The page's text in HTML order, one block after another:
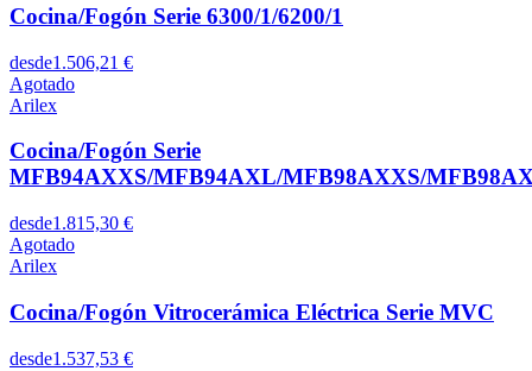
Cocina/Fogón Serie 6300/1/6200/1
desde1.506,21 €
Agotado
Arilex
Cocina/Fogón Serie
MFB94AXXS/MFB94AXL/MFB98AXXS/
desde1.815,30 €
Agotado
Arilex
Cocina/Fogón Vitrocerámica Eléctrica Serie MVC
desde1.537,53 €